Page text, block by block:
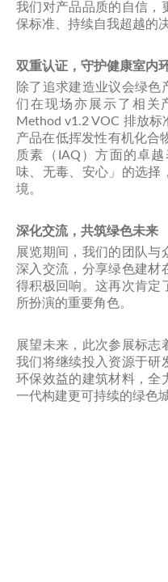
我们对产品品质的自信，
保标准、持续自我超越的
双重认证，守护健康室内
除了追求建造业议会绿色
们在现场亦展示了相关
Method v1.2 VOC 排放
产品在低挥发性有机化合
质素（IAQ）方面的卓
味、无毒、安心」的选择
境。
深化交流，共筑绿色未来
展览期间，我们的团队与
深入交流，分享绿色建材
得积极回响。这再次肯定
所扮演的重要角色。
展望未来，此次参展标志
我们将继续投入资源于研
环保效益的建筑材料，全
一代构建更可持续的绿色